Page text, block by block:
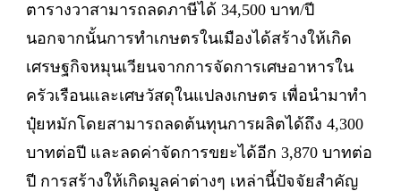
ตารางวาสามารถลดภาษีได้ 34,500 บาท/ปี
นอกจากนั้นการทำเกษตรในเมืองได้สร้างให้เกิด
เศรษฐกิจหมุนเวียนจากการจัดการเศษอาหารใน
ครัวเรือนและเศษวัสดุในแปลงเกษตร เพื่อนำมาทำ
ปุ๋ยหมักโดยสามารถลดต้นทุนการผลิตได้ถึง 4,300
บาทต่อปี และลดค่าจัดการขยะได้อีก 3,870 บาทต่อ
ปี การสร้างให้เกิดมูลค่าต่างๆ เหล่านี้ปัจจัยสำคัญ